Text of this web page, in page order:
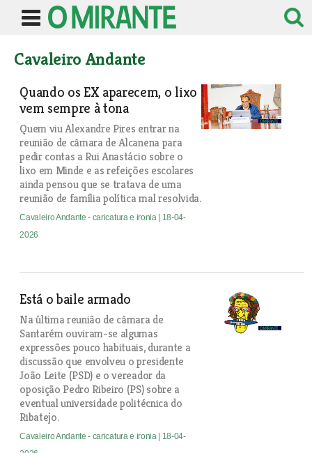
Cavaleiro Andante
Quando os EX aparecem, o lixo
vem sempre à tona
Quem viu Alexandre Pires entrar na
reunião de câmara de Alcanena para
pedir contas a Rui Anastácio sobre o
lixo em Minde e as refeições escolares
ainda pensou que se tratava de uma
reunião de família política mal resolvida.
Cavaleiro Andante - caricatura e ironia
| 18-04-
2026
Está o baile armado
Na última reunião de câmara de
Santarém ouviram-se algumas
expressões pouco habituais, durante a
discussão que envolveu o presidente
João Leite (PSD) e o vereador da
oposição Pedro Ribeiro (PS) sobre a
eventual universidade politécnica do
Ribatejo.
Cavaleiro Andante - caricatura e ironia
| 18-04-